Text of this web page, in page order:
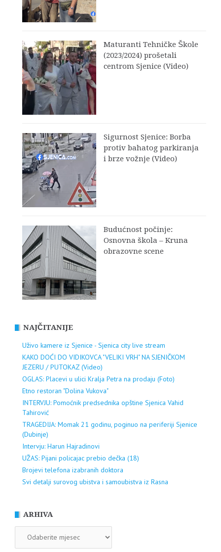
Maturanti Tehničke Škole
(2023/2024) prošetali
centrom Sjenice (Video)
Sigurnost Sjenice: Borba
protiv bahatog parkiranja
i brze vožnje (Video)
Budućnost počinje:
Osnovna škola – Kruna
obrazovne scene
NAJČITANIJE
Uživo kamere iz Sjenice - Sjenica city live stream
KAKO DOĆI DO VIDIKOVCA "VELIKI VRH" NA SJENIČKOM
JEZERU / PUTOKAZ (Video)
OGLAS: Placevi u ulici Kralja Petra na prodaju (Foto)
Etno restoran "Dolina Vukova"
INTERVJU: Pomoćnik predsednika opštine Sjenica Vahid
Tahirović
TRAGEDIJA: Momak 21 godinu, poginuo na periferiji Sjenice
(Dubinje)
Intervju: Harun Hajradinovi
UŽAS: Pijani policajac prebio dečka (18)
Brojevi telefona izabranih doktora
Svi detalji surovog ubistva i samoubistva iz Rasna
ARHIVA